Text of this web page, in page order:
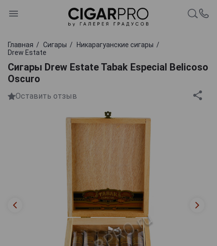
Главная Сигары
Никарагуанские сигары
Drew Estate
Сигары Drew Estate Tabak Especial Belicoso
Oscuro
Оставить отзыв